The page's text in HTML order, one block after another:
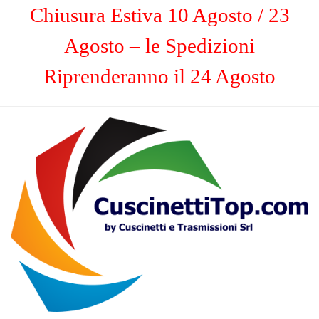
Chiusura Estiva 10 Agosto / 23
Agosto – le Spedizioni
Riprenderanno il 24 Agosto